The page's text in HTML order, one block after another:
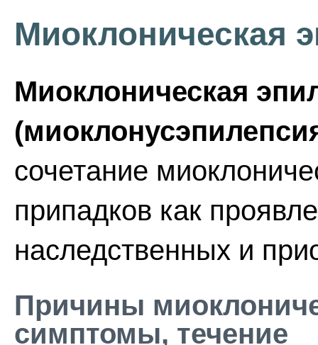
Миоклоническая
Миоклоническая
сочетание
припадков как
наследственных и
Причины
симптомы, течение